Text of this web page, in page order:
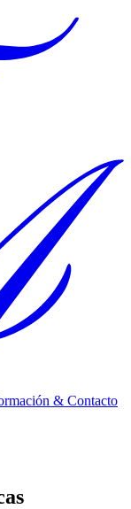
& Contacto